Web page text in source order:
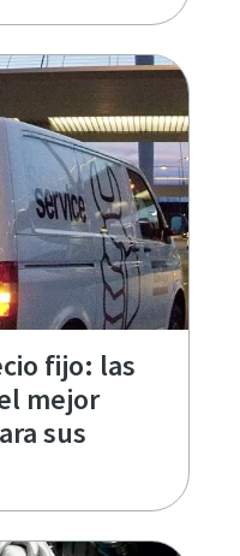
fijo: las
mejor
sus